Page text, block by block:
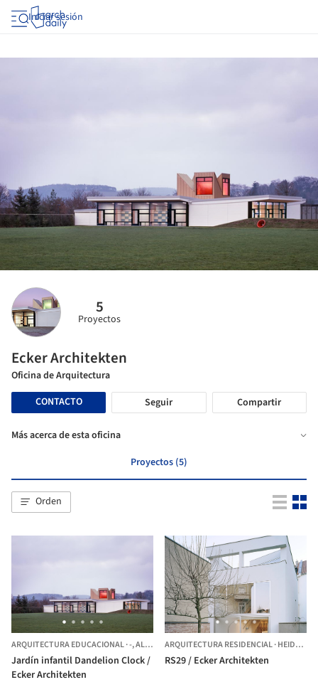
Iniciar sesión
5
Proyectos
Ecker Architekten
Oficina de Arquitectura
CONTACTO
Seguir Compartir
Más acerca de esta oficina
Proyectos (5)
Orden
ARQUITECTURA EDUCACIONAL·-,ALEMANIA
Jardín infantil Dandelion Clock /
Ecker Architekten
ARQUITECTURA RESIDENCIAL·HEIDELBERG,
RS29 / Ecker Architekten